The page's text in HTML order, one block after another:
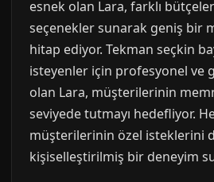
esnek olan Lara, farklı
seçenekler sunarak geniş bir
hitap ediyor. Tekman seçkin
isteyenler için profesyonel ve
olan Lara, müşterilerinin
seviyede tutmayı hedefliyor.
müşterilerinin özel isteklerini
kişiselleştirilmiş bir deneyim